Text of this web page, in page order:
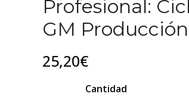
Profesional:
GM
25,20€
Cantidad